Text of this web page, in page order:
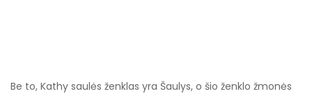
Be to, Kathy saulės ženklas yra Šaulys, o šio ženklo žmonės